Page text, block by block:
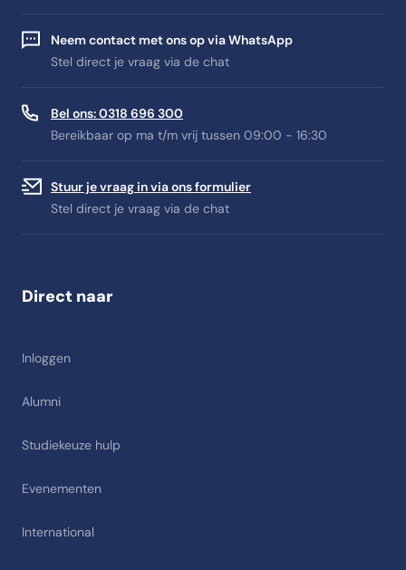
Neem contact met ons op via WhatsApp
Stel direct je vraag via de chat
Bel ons: 0318 696 300
Bereikbaar op ma t/m vrij tussen 09:00 - 16:30
Stuur je vraag in via ons formulier
Stel direct je vraag via de chat
Direct naar
Inloggen
Alumni
Studiekeuze hulp
Evenementen
International